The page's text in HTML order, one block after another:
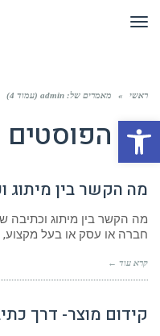
פתח סרגל נגישות
תפריט
ראשי » מאמרים של: admin (עמוד 4)
כל
מה הקשר בין מיתוג
מה הקשר בין מיתוג וכתיבה
חברה או עסק או בעל
קרא עוד ←
קידום מוצר- דרך